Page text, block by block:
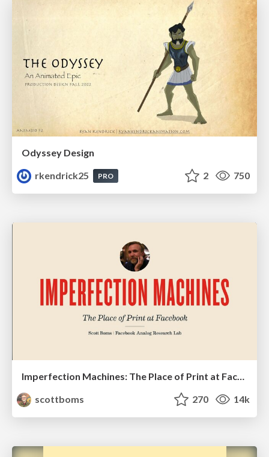
Odyssey Design
rkendrick25
PRO 2 750
Imperfection Machines: The Place of Print at Facebook
scottboms
270 14k